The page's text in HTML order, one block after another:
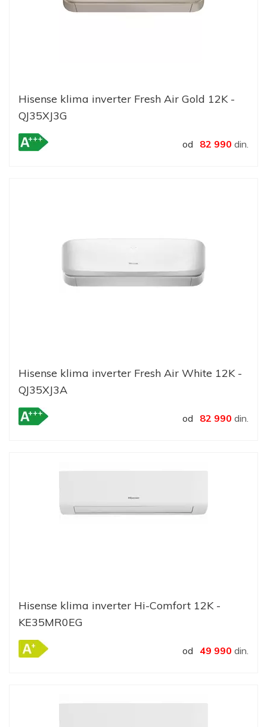
Hisense klima inverter Fresh Air Gold 12K -
QJ35XJ3G
od 82 990 din.
Hisense klima inverter Fresh Air White 12K -
QJ35XJ3A
od 82 990 din.
Hisense klima inverter Hi-Comfort 12K -
KE35MR0EG
od 49 990 din.